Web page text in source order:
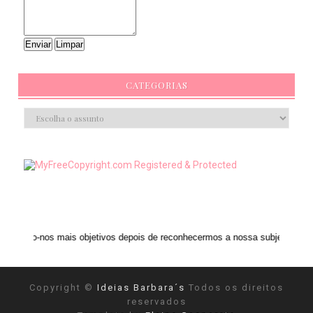
CATEGORIAS
objetivos depois de reconhecermos a nossa subjetividade." ANAIS NIN
Copyright © Ideias Barbara´s Todos os direitos
reservados